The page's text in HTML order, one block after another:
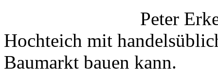
Peter
Hochteich mit
Baumarkt bauen kann.